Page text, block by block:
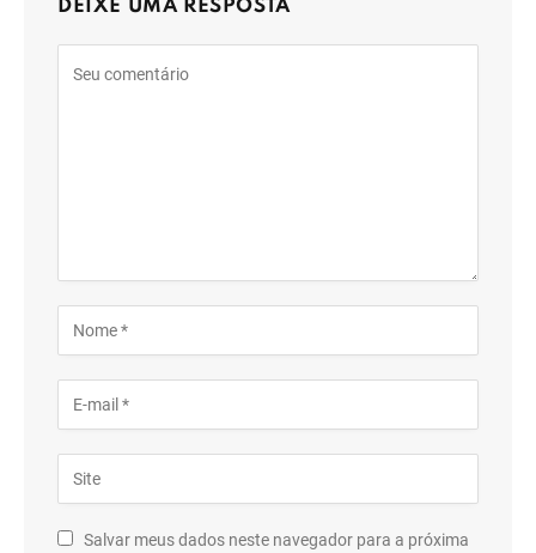
DEIXE UMA RESPOSTA
Salvar meus dados neste navegador para a próxima